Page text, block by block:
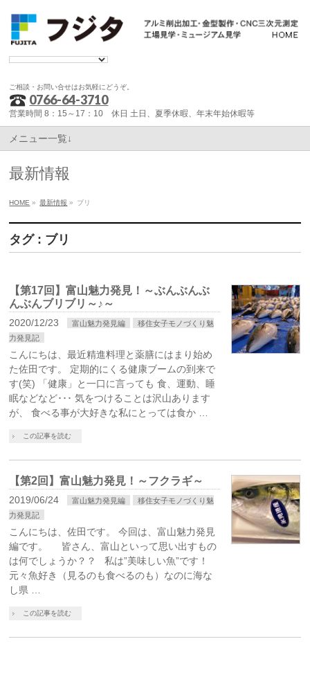
ご相談・お問い合せはお気軽にどうぞ。
0766-64-3710
営業時間 8：15～17：10 休日 土日、夏季休暇、年末年始休暇等
メニュー一覧↓
最新情報
HOME » 最新情報 » ブリ
タグ : ブリ
【第17回】富山魅力発見！～ぶんぶんぶ
んぶんブリブリ～♪～
2020/12/23 富山魅力発見編
移住女子モノづくり魅
力発見記
こんにちは、最近精進料理と薬膳にはまり始め
た佐田です。 定期的にくる健康ブームの到来で
す(笑) 「健康」と一口に言っても 食、運動、睡
眠などなど･･･ 気をつけることは沢山あります
が、 食べる事が大好きな私にとっては食か …
この記事を読む
【第2回】富山魅力発見！～フクラギ～
2019/06/24 富山魅力発見編
移住女子モノづくり魅
力発見記
こんにちは、佐田です。 今回は、富山魅力発見
編です。 皆さん、富山といって思い出すもの
は何でしょうか？？ 私は”美味しい魚”です！
元々魚好き（見るのも食べるのも）なのに海な
し県 …
この記事を読む